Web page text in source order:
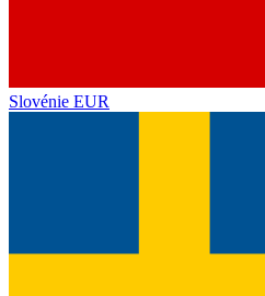
Slovénie EUR